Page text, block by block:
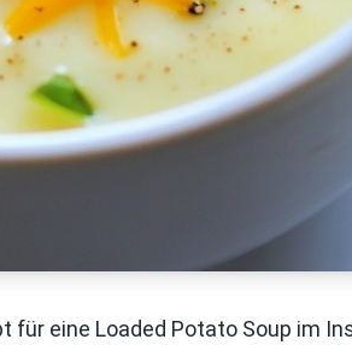
für eine Loaded Potato Soup im